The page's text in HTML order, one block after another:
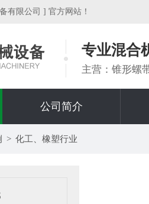
有限公司 ] 官方网站！
专业混合
主营：锥形螺
公司简介
> 化工、橡塑行业